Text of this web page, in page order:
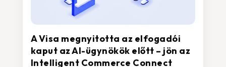
A Visa megnyitotta az elfogadói
kaput az AI-ügynökök előtt – jön az
Intelligent Commerce Connect